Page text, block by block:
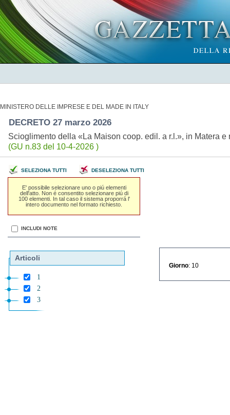
MINISTERO DELLE IMPRESE E DEL MADE IN ITALY
DECRETO 27 marzo 2026
Scioglimento della «La Maison coop. edil. a r.l.», in Matera
(GU n.83 del 10-4-2026 )
SELEZIONA TUTTI DESELEZIONA TUTTI
E' possibile selezionare uno o piú elementi
dell'atto. Non é consentito selezionare piú di
100 elementi. In tal caso il sistema proporrá l'
intero documento nel formato richiesto.
INCLUDI NOTE
Articoli
1
2
3
Giorno : 10